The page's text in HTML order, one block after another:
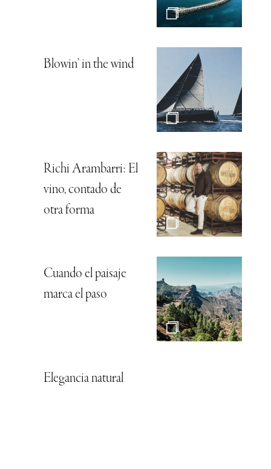
Blowin’ in the wind
Richi Arambarri: El
vino, contado de
otra forma
Cuando el paisaje
marca el paso
Elegancia natural